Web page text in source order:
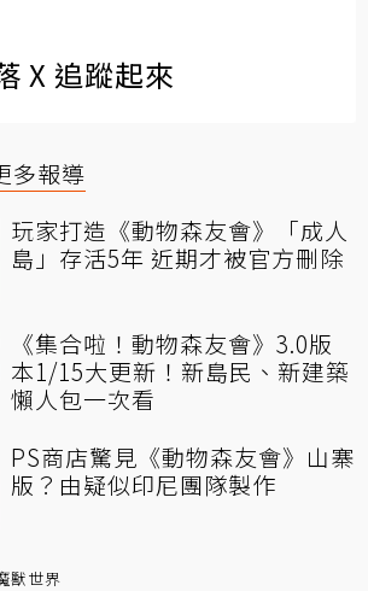
X 追蹤起來
多報導
玩家打造《動物森友會》「成人
島」存活5年 近期才被官方刪除
《集合啦！動物森友會》3.0版
本1/15大更新！新島民、新建築
懶人包一次看
PS商店驚見《動物森友會》山寨
版？由疑似印尼團隊製作
獸世界